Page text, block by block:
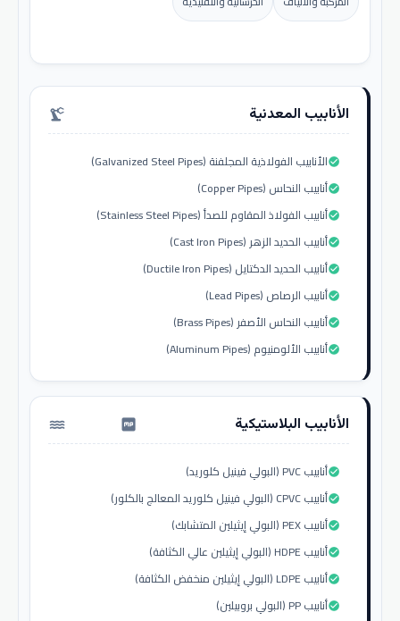
الأنابيب المعدنية precision_manufacturing
الأنابيب الفولاذية المجلفنة (Galvanized Steel Pipes)check_circle
أنابيب النحاس (Copper Pipes)check_circle
أنابيب الفولاذ المقاوم للصدأ (Stainless Steel Pipes)check_circle
أنابيب الحديد الزهر (Cast Iron Pipes)check_circle
أنابيب الحديد الدكتايل (Ductile Iron Pipes)check_circle
أنابيب الرصاص (Lead Pipes)check_circle
أنابيب النحاس الأصفر (Brass Pipes)check_circle
أنابيب الألومنيوم (Aluminum Pipes)check_circle
الأنابيب البلاستيكية water_pump
أنابيب PVC (البولي فينيل كلوريد)check_circle
أنابيب CPVC (البولي فينيل كلوريد المعالج بالكلور)check_circle
أنابيب PEX (البولي إيثيلين المتشابك)check_circle
أنابيب HDPE (البولي إيثيلين عالي الكثافة)check_circle
أنابيب LDPE (البولي إيثيلين منخفض الكثافة)check_circle
أنابيب PP (البولي بروبيلين)check_circle